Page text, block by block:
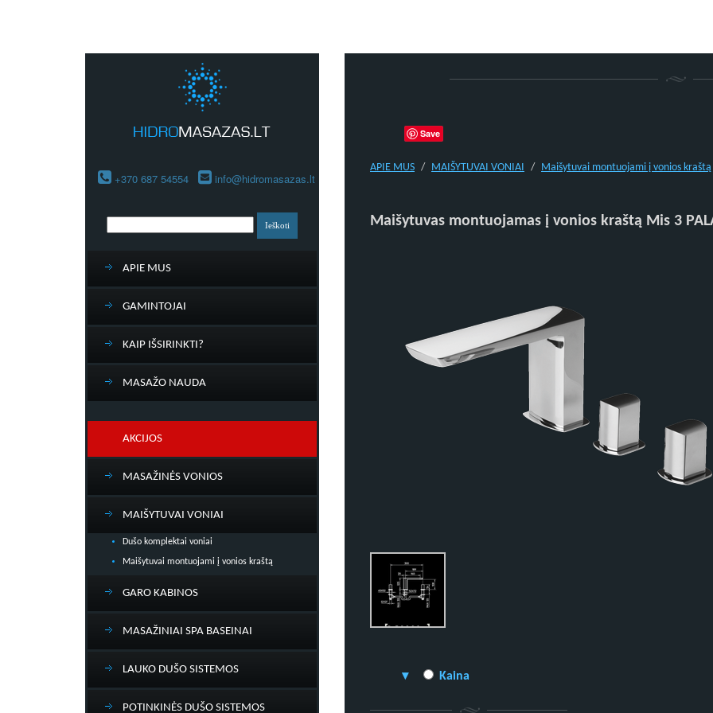
+370 687 54554 info@hidromasazas.lt
APIE MUS
GAMINTOJAI
KAIP IŠSIRINKTI?
MASAŽO NAUDA
AKCIJOS
MASAŽINĖS VONIOS
MAIŠYTUVAI VONIAI
Dušo komplektai voniai
Maišytuvai montuojami į vonios kraštą
GARO KABINOS
MASAŽINIAI SPA BASEINAI
LAUKO DUŠO SISTEMOS
POTINKINĖS DUŠO SISTEMOS
Save
APIE MUS MAIŠYTUVAI VONIAI Maišytuvai montuojami į vonios kraštą
Maišytuvas montuojamas į vonios kraštą Mis 3
Kaina